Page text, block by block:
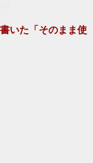
いた「そのまま使